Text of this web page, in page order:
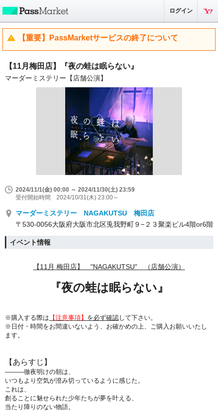
ログイン
【重要】PassMarketサービスの終了について
【11月梅田店】『夜の蛙は眠らない』
マーダーミステリー【店舗公演】
2024/11/1(金) 00:00 ～ 2024/11/30(土) 23:59
受付開始時間 2024/10/31(木) 23:00～
マーダーミステリー NAGAKUTSU 梅田店
〒530-0056大阪府大阪市北区兎我野町９−２３聚楽ビル4階or6階
イベント情報
【11月 梅田店】 "NAGAKUTSU" （店舗公演）
『夜の蛙は眠らない』
※購入する際は 【注意事項】 を必ず確認して下さい。
※日付・時間をお間違いないよう、 お確かめの上、ご購入お願いいたし
ます。
【あらすじ】
―――徹夜明けの朝は、
いつもより空気が澄み切っているように感じた。
これは、
創ることに魅せられた少年たちが夢を叶える、
当たり障りのない物語。